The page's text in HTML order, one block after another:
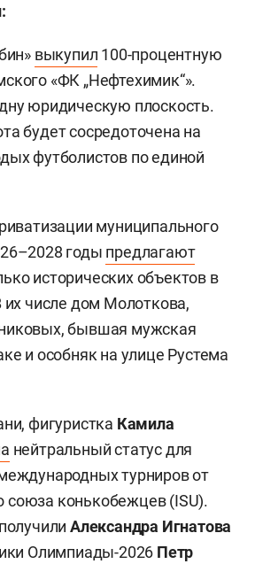
выкупил 100-процентную
«ФК „Нефтехимик“».
юридическую плоскость.
будет сосредоточена на
футболистов по единой
муниципального
годы предлагают
исторических объектов в
их числе дом Молоткова,
бывшая мужская
и особняк на улице Рустема
фигуристка Камила
нейтральный статус для
турниров от
конькобежцев (ISU).
Александра Игнатова
Олимпиады-2026 Петр